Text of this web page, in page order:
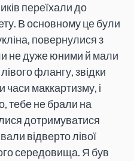
переїхали до
В основному це були
повернулися з
не дуже юними й мали
флангу, звідки
часи маккартизму, і
тебе не брали на
дотримуватися
відверто лівої
середовища. Я був